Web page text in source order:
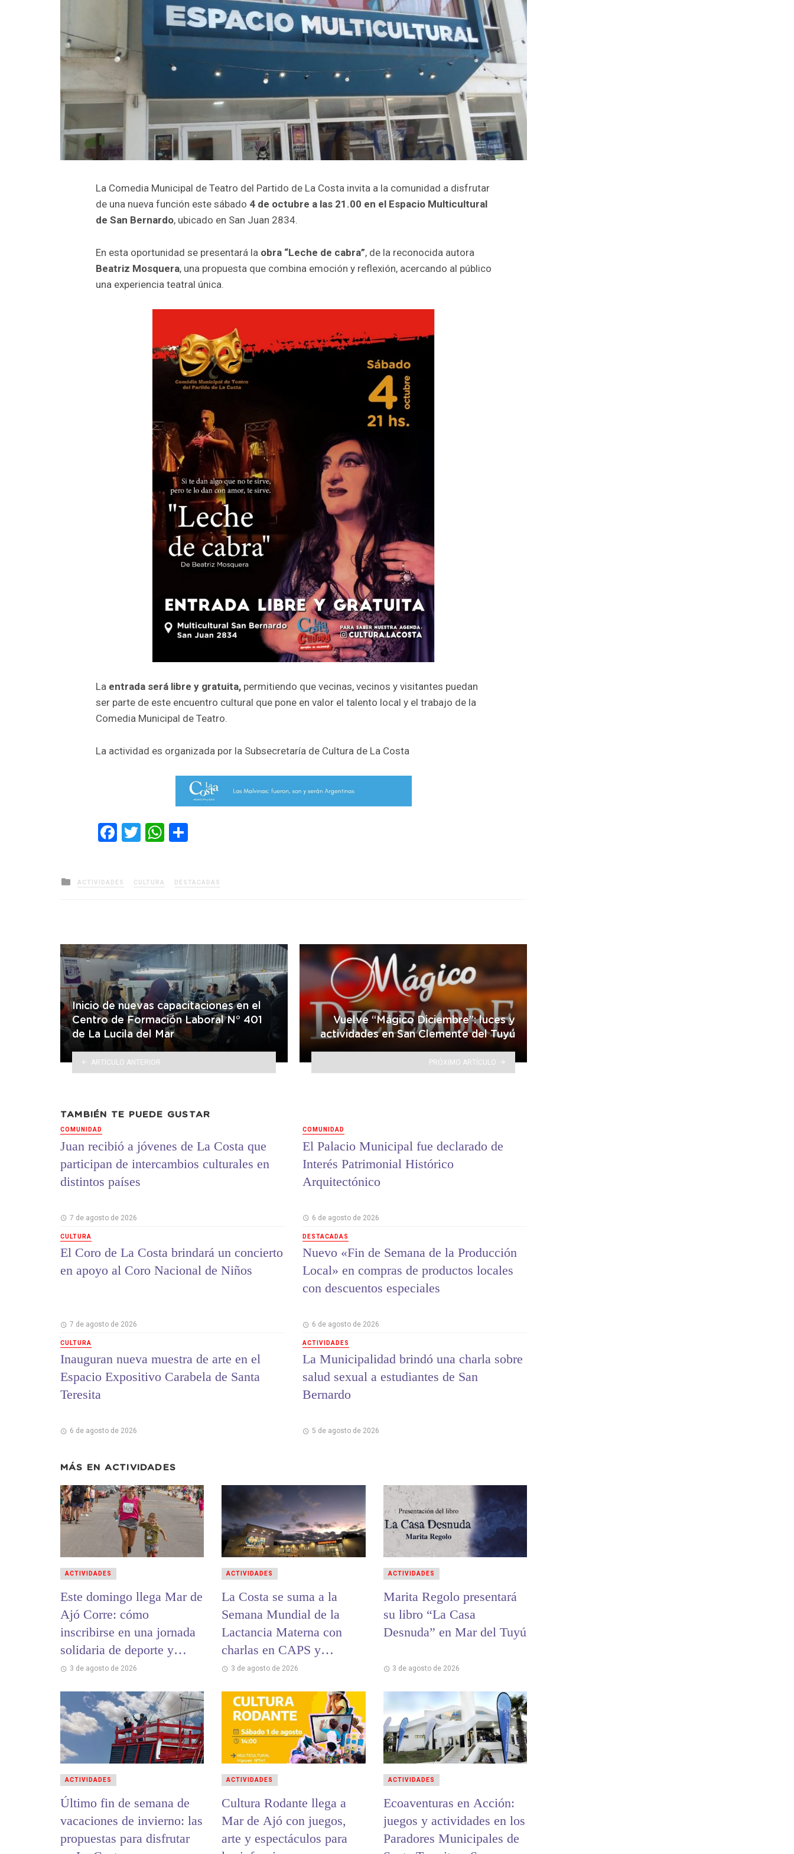
La Comedia Municipal de Teatro del Partido de La Costa invita a la comunidad a disfrutar
de una nueva función este sábado 4 de octubre a las 21.00 en el Espacio Multicultural
de San Bernardo, ubicado en San Juan 2834.
En esta oportunidad se presentará la obra “Leche de cabra”, de la reconocida autora
Beatriz Mosquera, una propuesta que combina emoción y reflexión, acercando al público
una experiencia teatral única.
La entrada será libre y gratuita, permitiendo que vecinas, vecinos y visitantes puedan
ser parte de este encuentro cultural que pone en valor el talento local y el trabajo de la
Comedia Municipal de Teatro.
La actividad es organizada por la Subsecretaría de Cultura de La Costa
Facebook
TwitterWhatsApp
Posted
in
ACTIVIDADES CULTURA DESTACADAS
Inicio de nuevas capacitaciones en el
Centro de Formación Laboral N° 401
de La Lucila del Mar
ARTÍCULO ANTERIOR
Vuelve “Mágico Diciembre”: luces y
actividades en San Clemente del Tuyú
PRÓXIMO ARTÍCULO
TAMBIÉN TE PUEDE GUSTAR
COMUNIDAD
Juan recibió a jóvenes de La Costa que
participan de intercambios culturales en
distintos países
7 de agosto de 2026
CULTURA
El Coro de La Costa brindará un concierto
en apoyo al Coro Nacional de Niños
7 de agosto de 2026
CULTURA
Inauguran nueva muestra de arte en el
Espacio Expositivo Carabela de Santa
Teresita
6 de agosto de 2026
COMUNIDAD
El Palacio Municipal fue declarado de
Interés Patrimonial Histórico
Arquitectónico
6 de agosto de 2026
DESTACADAS
Nuevo «Fin de Semana de la Producción
Local» en compras de productos locales
con descuentos especiales
6 de agosto de 2026
ACTIVIDADES
La Municipalidad brindó una charla sobre
salud sexual a estudiantes de San
Bernardo
5 de agosto de 2026
MÁS EN ACTIVIDADES
Este domingo llega Mar de
Ajó Corre: cómo
inscribirse en una jornada
solidaria de deporte y
encuentro
3 de agosto de 2026
ACTIVIDADES
La Costa se suma a la
Semana Mundial de la
Lactancia Materna con
charlas en CAPS y
hospitales
3 de agosto de 2026
ACTIVIDADES
Marita Regolo presentará
su libro “La Casa
Desnuda” en Mar del Tuyú
3 de agosto de 2026
ACTIVIDADES
Último fin de semana de
vacaciones de invierno: las
propuestas para disfrutar
ACTIVIDADES
Cultura Rodante llega a
Mar de Ajó con juegos,
arte y espectáculos para
ACTIVIDADES
Ecoaventuras en Acción:
juegos y actividades en los
Paradores Municipales de
ACTIVIDADES